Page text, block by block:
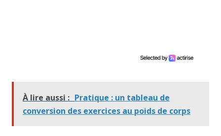
À lire aussi : Pratique : un tableau de
conversion des exercices au poids de corps